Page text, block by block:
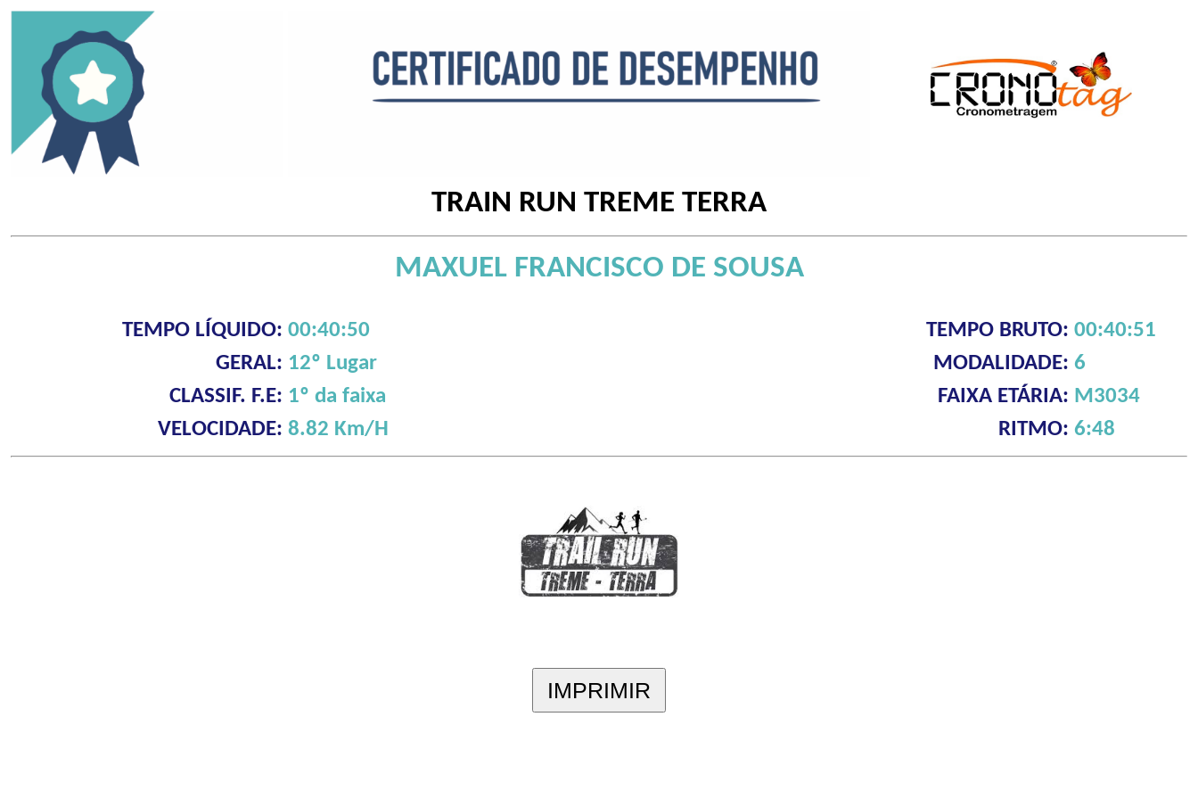
TRAIN RUN TREME TERRA
MAXUEL FRANCISCO DE SOUSA
TEMPO LÍQUIDO: 00:40:50 TEMPO BRUTO: 00:40:51
GERAL: 12º Lugar MODALIDADE: 6
CLASSIF. F.E: 1º da faixa FAIXA ETÁRIA: M3034
VELOCIDADE: 8.82 Km/H RITMO: 6:48